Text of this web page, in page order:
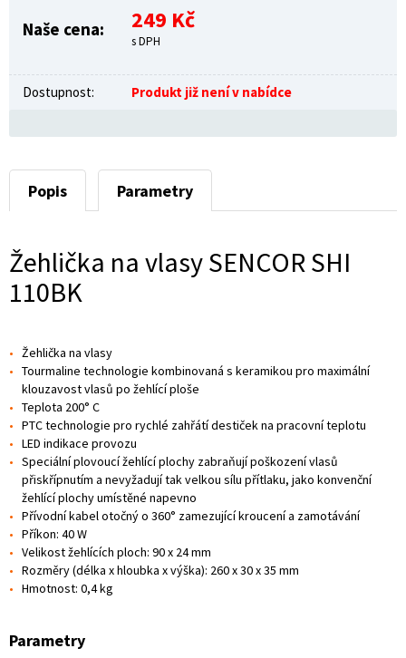
Naše cena: 249 Kč
s DPH
Dostupnost: Produkt již není v nabídce
Popis Parametry
Žehlička na vlasy SENCOR SHI
110BK
Žehlička na vlasy
Tourmaline technologie kombinovaná s keramikou pro maximální
klouzavost vlasů po žehlící ploše
Teplota 200° C
PTC technologie pro rychlé zahřátí destiček na pracovní teplotu
LED indikace provozu
Speciální plovoucí žehlící plochy zabraňují poškození vlasů
přiskřípnutím a nevyžadují tak velkou sílu přítlaku, jako konvenční
žehlící plochy umístěné napevno
Přívodní kabel otočný o 360° zamezující kroucení a zamotávání
Příkon: 40 W
Velikost žehlících ploch: 90 x 24 mm
Rozměry (délka x hloubka x výška): 260 x 30 x 35 mm
Hmotnost: 0,4 kg
Parametry